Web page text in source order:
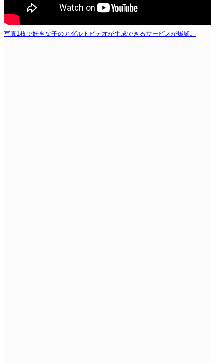
写真1枚で好きな子のアダルトビデオが生成できるサービスが爆誕。